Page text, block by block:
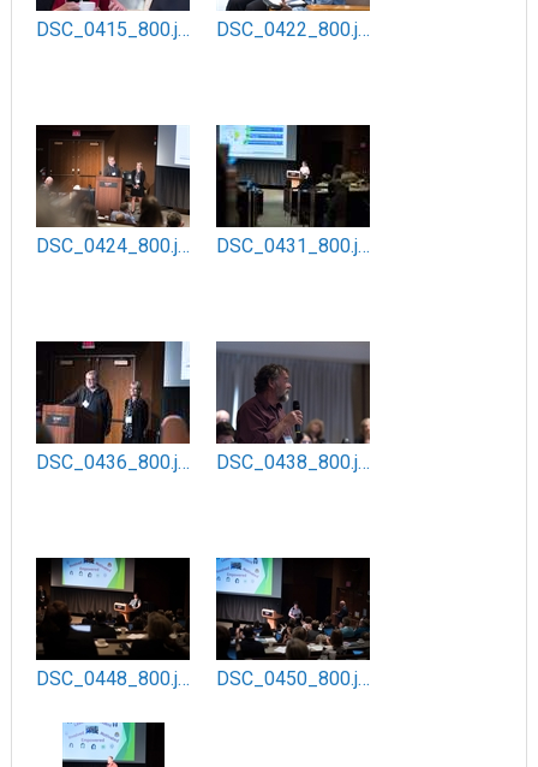
DSC_0415_800.jpg DSC_0422_800.jpg
DSC_0424_800.jpg DSC_0431_800.jpg
DSC_0436_800.jpg DSC_0438_800.jpg
DSC_0448_800.jpg DSC_0450_800.jpg